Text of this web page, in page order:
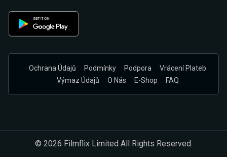
Ochrana Údajů Podmínky Podpora
Vrácení Plateb
Výmaz Údajů
O Nás E-Shop FAQ
© 2026 Filmflix Limited All Rights Reserved.